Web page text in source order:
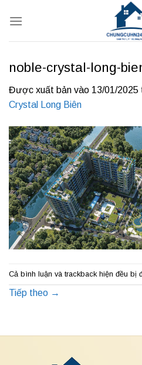
qua
noble-crystal-long-
Được xuất bản vào 13/01/2025
Crystal Long Biên
Cả bình luận và trackback hiện đều bị
Tiếp theo →